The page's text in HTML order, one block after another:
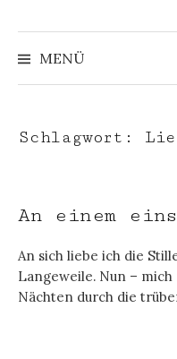
MENÜ
Schlagwort:
An einem
An sich liebe ich die
Langeweile. Nun –
Nächten durch die